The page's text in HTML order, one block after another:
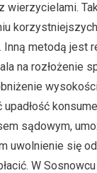
wierzycielami.
Inną metodą jest
na rozłożenie
sądowym,
uwolnienie się od
W